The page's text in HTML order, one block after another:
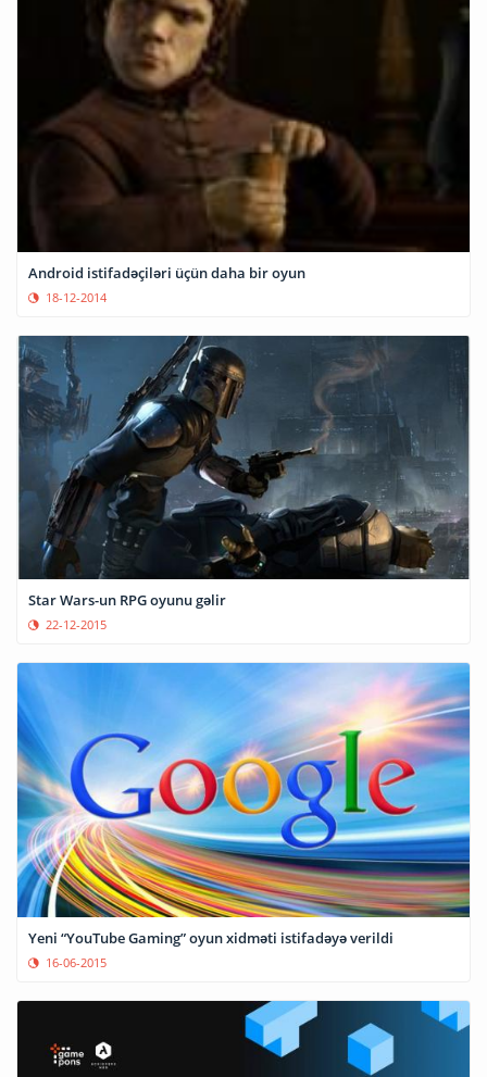
Android istifadəçiləri üçün daha bir oyun
18-12-2014
Star Wars-un RPG oyunu gəlir
22-12-2015
Yeni “YouTube Gaming” oyun xidməti istifadəyə verildi
16-06-2015